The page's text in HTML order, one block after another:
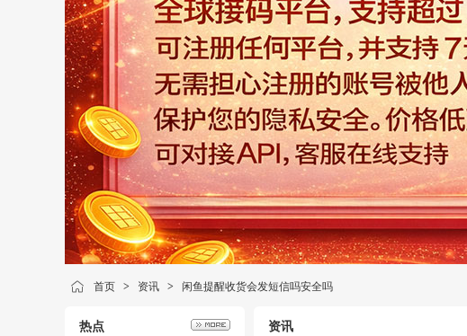
首页 > 资讯 > 闲鱼提醒收货会发短信吗安全吗
热点 资讯